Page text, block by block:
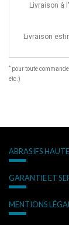
Livraison à
Livraison
* pour toute
etc.)
ABRASIFS
GARANTIE ET
MENTIONS